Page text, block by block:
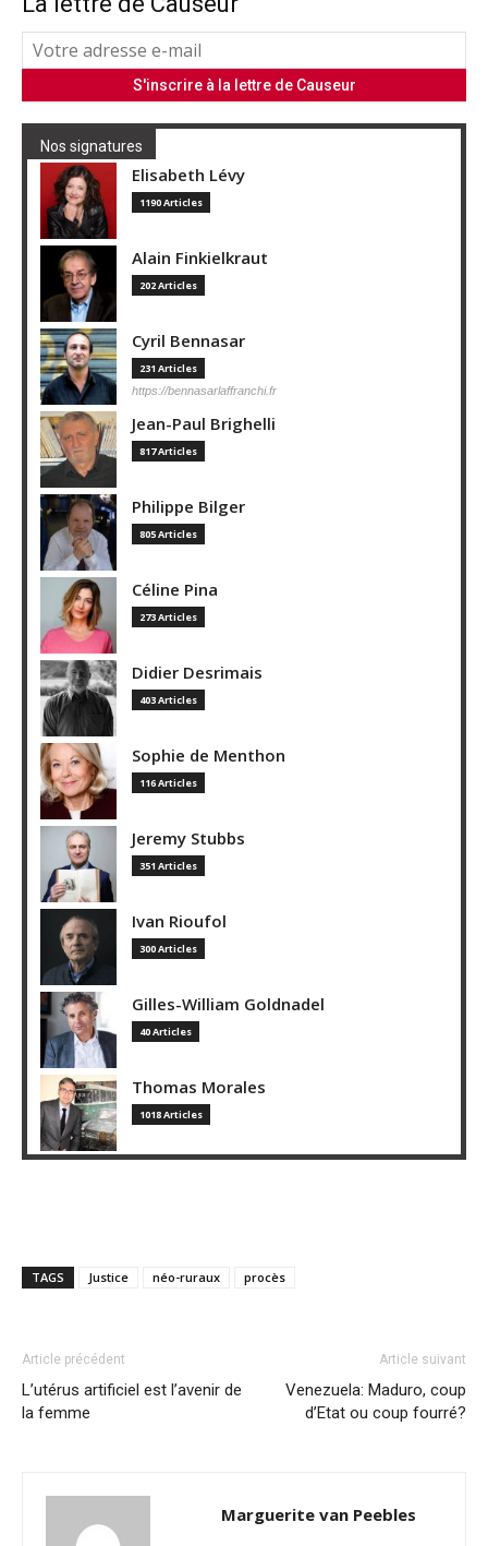
Nos signatures
Elisabeth Lévy
1190 Articles
Alain Finkielkraut
202 Articles
Cyril Bennasar
231 Articles
https://bennasarlaffranchi.fr
Jean-Paul Brighelli
817 Articles
Philippe Bilger
805 Articles
Céline Pina
273 Articles
Didier Desrimais
403 Articles
Sophie de Menthon
116 Articles
Jeremy Stubbs
351 Articles
Ivan Rioufol
300 Articles
Gilles-William Goldnadel
40 Articles
Thomas Morales
1018 Articles
TAGS Justice néo-ruraux procès
Article précédent
L’utérus artificiel est l’avenir de
la femme
Article suivant
Venezuela: Maduro, coup
d’Etat ou coup fourré?
Marguerite van Peebles